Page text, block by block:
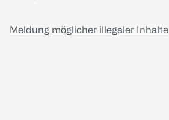
Meldung möglicher illegaler Inhalte